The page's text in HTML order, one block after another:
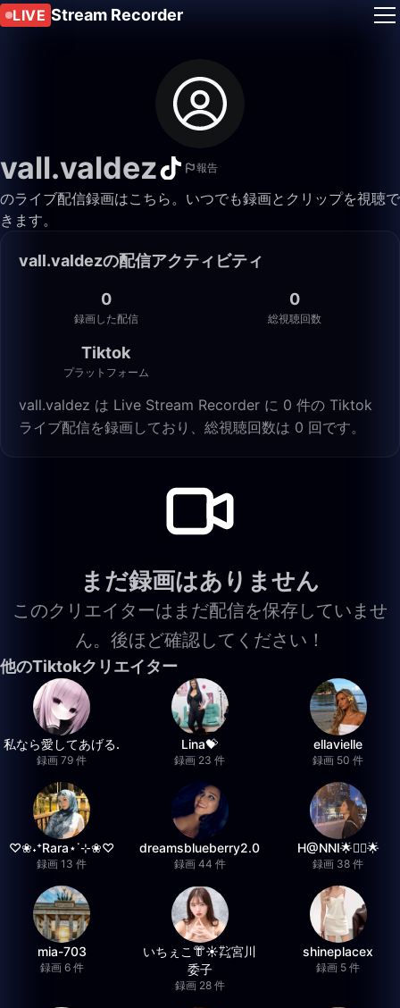
LIVE Stream Recorder
vall.valdez 報告
のライブ配信録画はこちら。いつでも録画とクリップを視聴で
きます。
vall.valdezの配信アクティビティ
0
録画した配信
0
総視聴回数
Tiktok
プラットフォーム
vall.valdez は Live Stream Recorder に 0 件の Tiktok
ライブ配信を録画しており、総視聴回数は 0 回です。
まだ録画はありません
このクリエイターはまだ配信を保存していませ
ん。後ほど確認してください！
他のTiktokクリエイター
私なら愛してあげる.
録画 79 件
Lina💝
録画 23 件
ellavielle
録画 50 件
♡❀˖⁺Rara⋆˙⊹❀♡
録画 13 件
dreamsblueberry2.0
録画 44 件
H@NNI🌟❤️‍🔥🌟
録画 38 件
mia-703
録画 6 件
いちぇこ👘☀️㌠宮川
委子
録画 28 件
shineplacex
録画 5 件